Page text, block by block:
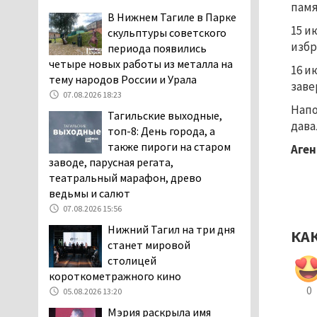
15
16
0
дня запретят
электросамокаты
06.08.2026 11:41
«Я уверен, это бельевая
вошь». Родители 10-
летней девочки
пожаловались на кровососущих
паразитов, которые искусали их
ребёнка в детской больнице
Нижнего Тагила
05.08.2026 17:59
Директора уральского
предприятия по
производству дронов
«Упырь» подорвали в автомобиле
под Екатеринбургом
Эксперты назвали
причины массового мора
В Нижнем Тагиле в Парке
скульптуры советского
периода появились
четыре новых работы из металла на
тему народов России и Урала
07.08.2026 18:23
Тагильские выходные,
топ-8: День города, а
также пироги на старом
заводе, парусная регата,
театральный марафон, древо
ведьмы и салют
07.08.2026 15:56
Нижний Тагил на три дня
станет мировой
столицей
короткометражного кино
05.08.2026 13:20
Мэрия раскрыла имя